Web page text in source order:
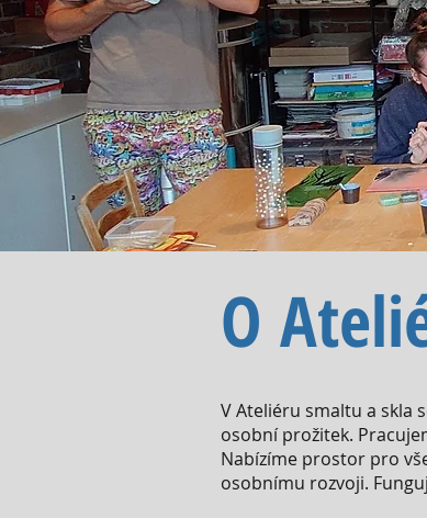
O
V Ateliéru smaltu a skla
osobní prožitek.
Nabízíme prostor pro
osobnímu rozvoji.